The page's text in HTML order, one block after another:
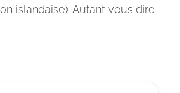
islandaise). Autant vous dire